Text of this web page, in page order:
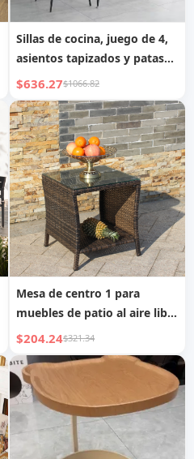
Sillas de cocina, juego de 4,
asientos tapizados y patas
metálicas
$636.27$1066.82
Mesa de centro 1 para
muebles de patio al aire libre
con tapa de vidrio templado
transparente
$204.24$321.34